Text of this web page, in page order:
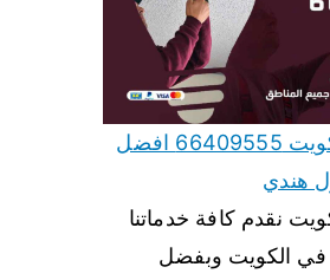
تركيب بلاكات الكويت 66409555 افضل
هندي
نقدم كافة خدماتنا
الكويت وبفضل